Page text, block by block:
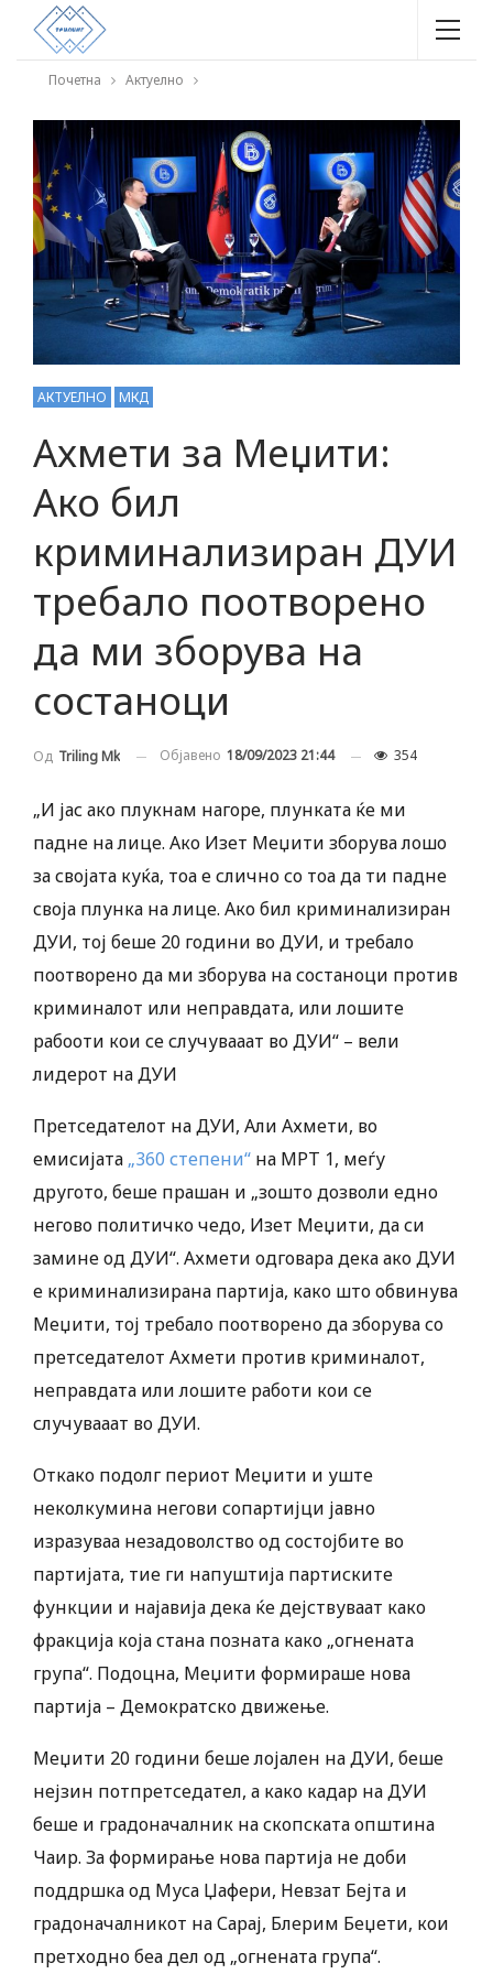
Почетна Актуелно
АКТУЕЛНО МКД
Ахмети за Меџити:
Ако бил
криминализиран ДУИ
требало поотворено
да ми зборува на
состаноци
Од Triling Mk Објавено 18/09/2023 21:44 354
„И јас ако плукнам нагоре, плунката ќе ми
падне на лице. Ако Изет Меџити зборува лошо
за својата куќа, тоа е слично со тоа да ти падне
своја плунка на лице. Ако бил криминализиран
ДУИ, тој беше 20 години во ДУИ, и требало
поотворено да ми зборува на состаноци против
криминалот или неправдата, или лошите
рабооти кои се случувааат во ДУИ“ – вели
лидерот на ДУИ
Претседателот на ДУИ, Али Ахмети, во
емисијата „360 степени“ на МРТ 1, меѓу
другото, беше прашан и „зошто дозволи едно
негово политичко чедо, Изет Меџити, да си
замине од ДУИ“. Ахмети одговара дека ако ДУИ
е криминализирана партија, како што обвинува
Меџити, тој требало поотворено да зборува со
претседателот Ахмети против криминалот,
неправдата или лошите работи кои се
случувааат во ДУИ.
Откако подолг периот Меџити и уште
неколкумина негови сопартијци јавно
изразуваа незадоволство од состојбите во
партијата, тие ги напуштија партиските
функции и најавија дека ќе дејствуваат како
фракција која стана позната како „огнената
група“. Подоцна, Меџити формираше нова
партија – Демократско движење.
Меџити 20 години беше лојален на ДУИ, беше
нејзин потпретседател, а како кадар на ДУИ
беше и градоначалник на скопската општина
Чаир. За формирање нова партија не доби
поддршка од Муса Џафери, Невзат Бејта и
градоначалникот на Сарај, Блерим Беџети, кои
претходно беа дел од „огнената група“.